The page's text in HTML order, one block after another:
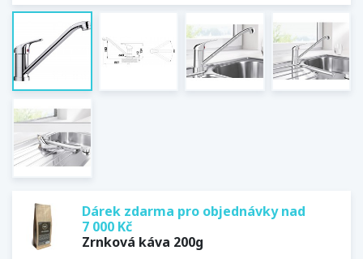
Dárek zdarma pro objednávky nad
7 000 Kč
Zrnková káva 200g